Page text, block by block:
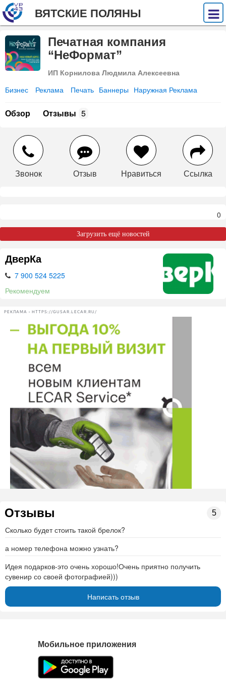
ВЯТСКИЕ ПОЛЯНЫ
Печатная компания
“НеФормат”
ИП Корнилова Людмила Алексеевна
Бизнес Реклама Печать Баннеры Наружная Реклама
Обзор Отзывы 5
Звонок Отзыв Нравиться Ссылка
0
Загрузить ещё новостей
ДверКа
7 900 524 5225
Рекомендуем
РЕКЛАМА • HTTPS://GUSAR.LECAR.RU/
Отзывы 5
Сколько будет стоить такой брелок?
а номер телефона можно узнать?
Идея подарков-это очень хорошо!Очень приятно получить
сувенир со своей фотографией)))
Написать отзыв
Мобильное приложения